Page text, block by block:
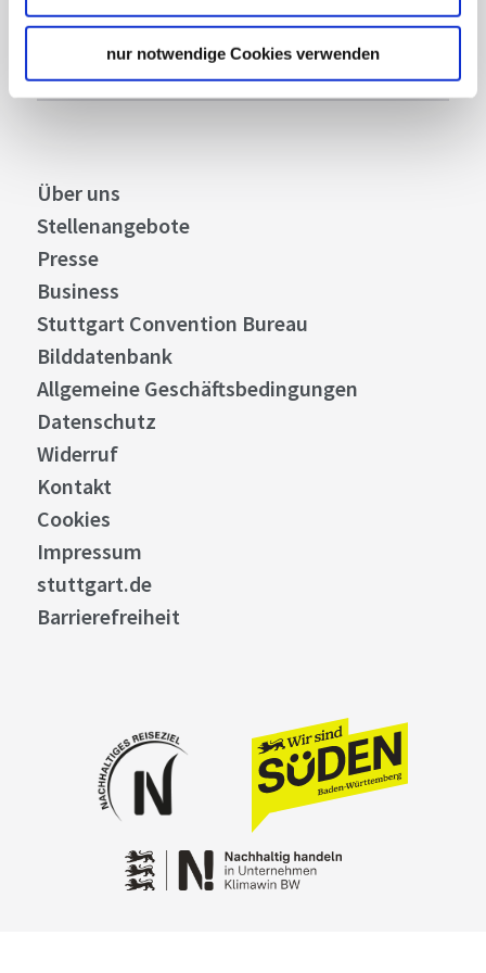
nur notwendige Cookies verwenden
Abonnieren
Über uns
Stellenangebote
Presse
Business
Stuttgart Convention Bureau
Bilddatenbank
Allgemeine Geschäftsbedingungen
Datenschutz
Widerruf
Kontakt
Cookies
Impressum
stuttgart.de
Barrierefreiheit